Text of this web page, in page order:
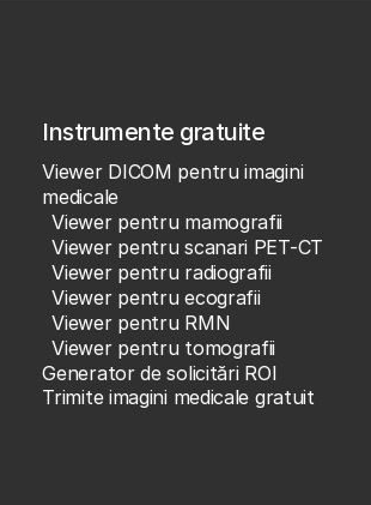
Instrumente gratuite
Viewer DICOM pentru imagini
medicale
Viewer pentru mamografii
Viewer pentru scanari PET-CT
Viewer pentru radiografii
Viewer pentru ecografii
Viewer pentru RMN
Viewer pentru tomografii
Generator de solicitări ROI
Trimite imagini medicale gratuit